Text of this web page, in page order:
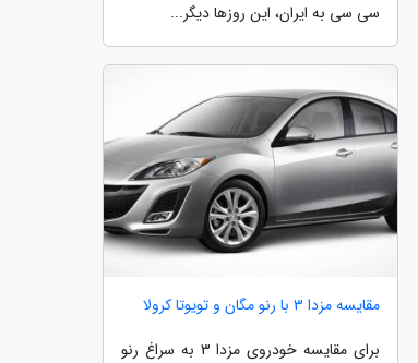
سی سی به ایران، این روزها دیگر...
مقایسه مزدا 3 با رنو مگان و تویوتا کرولا
برای مقایسه خودروی مزدا 3 به سراغ رنو